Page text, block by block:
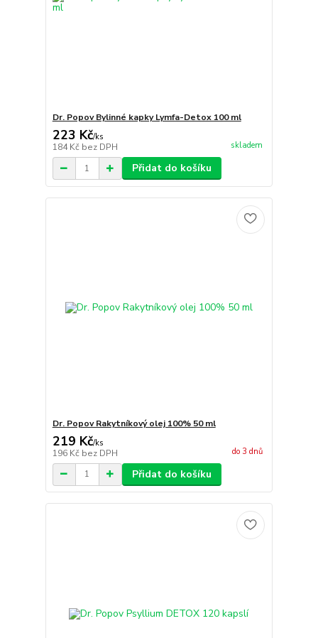
Dr. Popov Bylinné kapky Lymfa-Detox 100 ml
223 Kč/ks
184 Kč bez DPH skladem
Přidat do košíku
Dr. Popov Rakytníkový olej 100% 50 ml
219 Kč/ks
196 Kč bez DPH do 3 dnů
Přidat do košíku